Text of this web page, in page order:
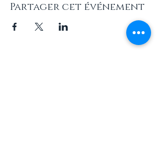
Partager cet événement